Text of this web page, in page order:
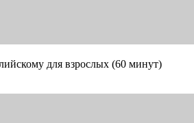
для взрослых (60 минут)